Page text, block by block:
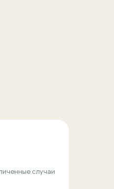
случаи